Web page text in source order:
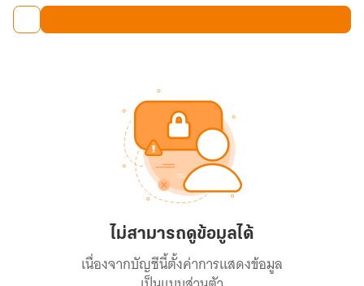
ไม่สามารถดูข้อมูลได้
เนื่องจากบัญชีนี้ตั้งค่าการแสดงข้อมูล